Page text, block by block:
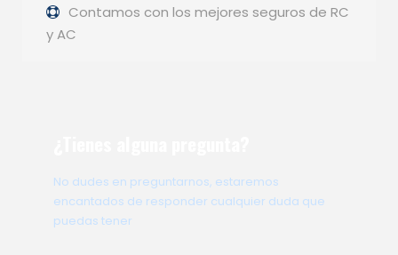
Contamos con los mejores seguros de RC
y AC
No dudes en preguntarnos, estaremos
encantados de responder cualquier duda que
puedas tener